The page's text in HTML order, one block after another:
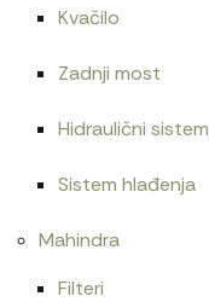
Kvačilo
Zadnji most
Hidraulični sistem
Sistem hlađenja
Mahindra
Filteri